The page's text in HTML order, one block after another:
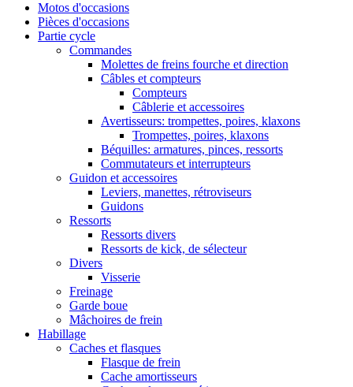
Motos d'occasions
Pièces d'occasions
Partie cycle
Commandes
Molettes de freins fourche et direction
Câbles et compteurs
Compteurs
Câblerie et accessoires
Avertisseurs: trompettes, poires, klaxons
Trompettes, poires, klaxons
Béquilles: armatures, pinces, ressorts
Commutateurs et interrupteurs
Guidon et accessoires
Leviers, manettes, rétroviseurs
Guidons
Ressorts
Ressorts divers
Ressorts de kick, de sélecteur
Divers
Visserie
Freinage
Garde boue
Mâchoires de frein
Habillage
Caches et flasques
Flasque de frein
Cache amortisseurs